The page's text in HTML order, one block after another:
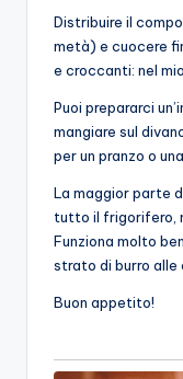
Distribuire il
metà) e cuocere
e croccanti: nel
Puoi prepararci
mangiare sul
per un pranzo o
La maggior parte
tutto il frigorifero,
Funziona molto
strato di burro alle
Buon appetito!